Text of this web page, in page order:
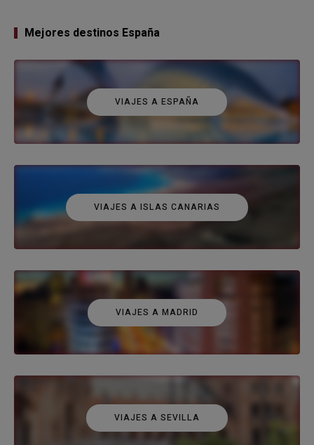
Mejores destinos España
VIAJES A ESPAÑA
VIAJES A ISLAS CANARIAS
VIAJES A MADRID
VIAJES A SEVILLA